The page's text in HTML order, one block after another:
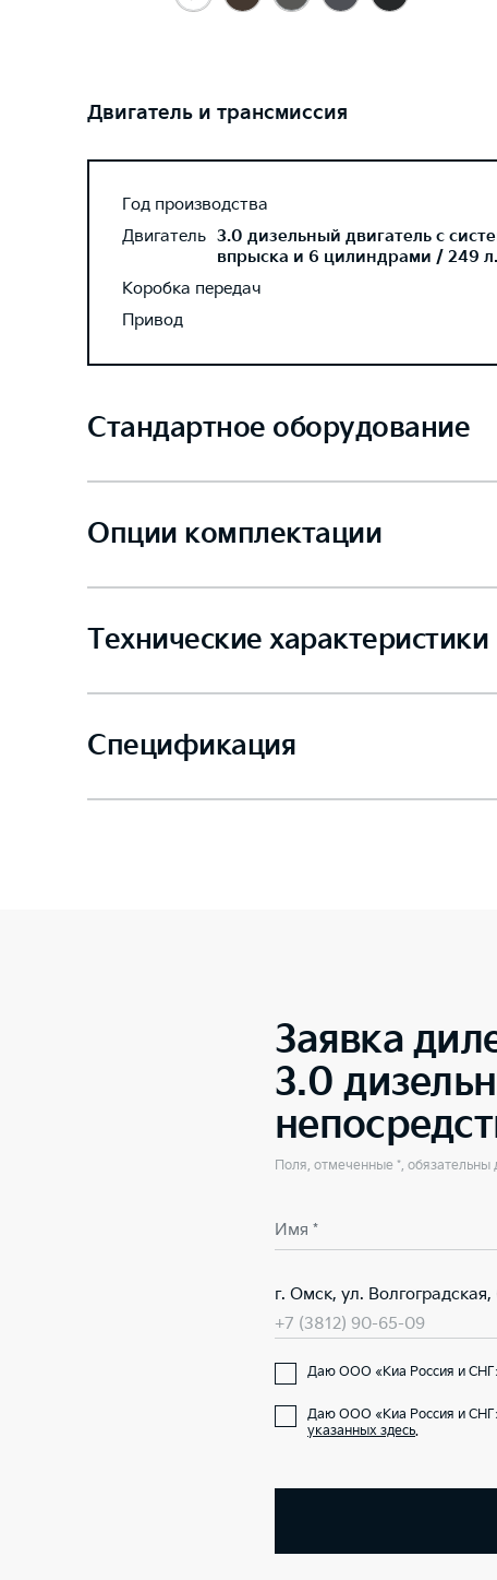
Двигатель и трансмиссия
Год производства
Двигатель 3.0 дизельный двигатель с
впрыска и 6 цилиндрами / 249
Коробка передач
Привод
Стандартное оборудование
Опции комплектации
Технические характеристики
Спецификация
Заявка
3.0
Поля, отмеченные *, обязательны
Имя *
г. Омск, ул. Волгоградская,
+7 (3812) 90-65-09
Даю ООО «Киа Россия и
Даю ООО «Киа Россия и
указанных здесь.